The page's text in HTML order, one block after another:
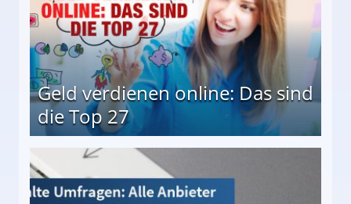
Geld verdienen online: Das sind
die Top 27